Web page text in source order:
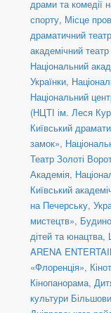
драми та комедії
спорту, Місце
драматичний
академічний
Національний
Українки,
Національний
(НЦТІ ім. Леся
Київський
замок»,
Театр Золоті
Академія,
Київський
на Печерську,
мистецтв»,
дітей та юнацтва,
ARENA
«Флоренція»,
Кінопанорама,
культури